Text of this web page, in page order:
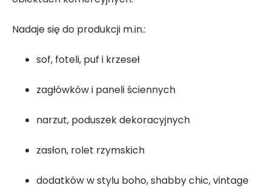
Nadaje się do produkcji m.in.:
sof, foteli, puf i krzeseł
zagłówków i paneli ściennych
narzut, poduszek dekoracyjnych
zasłon, rolet rzymskich
dodatków w stylu boho, shabby chic, vintage